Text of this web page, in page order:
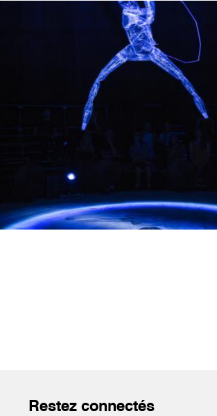
Restez connectés